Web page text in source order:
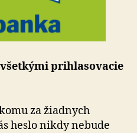
prihlasovacie
za žiadnych
heslo nikdy nebude